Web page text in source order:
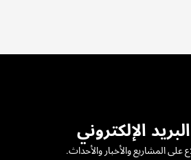
الإلكتروني
على المشاريع والأخبار والأحداث.